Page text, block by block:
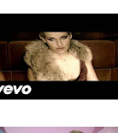
It's not too late to
Đâu phải là quá muộn
So take my hand,
Vậy hãy nắm lấy tay
Oh I will love you